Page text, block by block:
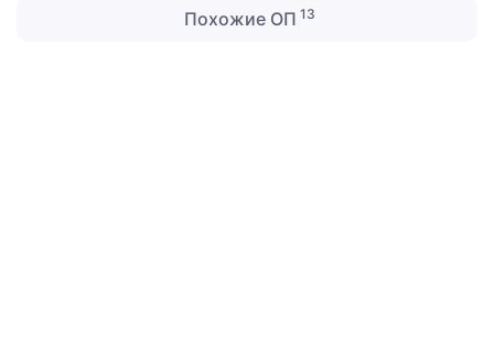
Похожие ОП 13